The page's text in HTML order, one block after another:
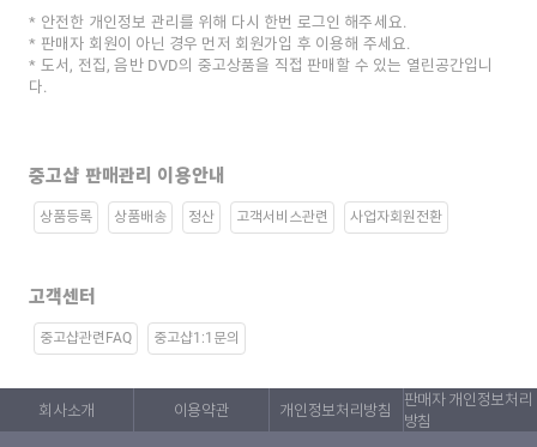
안전한 개인정보 관리를 위해 다시 한번 로그인 해주세요.
판매자 회원이 아닌 경우 먼저 회원가입 후 이용해 주세요.
도서, 전집, 음반 DVD의 중고상품을 직접 판매할 수 있는 열린공간입니
다.
중고샵 판매관리 이용안내
상품등록 상품배송 정산 고객서비스관련 사업자회원전환
고객센터
중고샵관련FAQ 중고샵1:1문의
회사소개 이용약관 개인정보처리방침
판매자 개인정보처리
방침